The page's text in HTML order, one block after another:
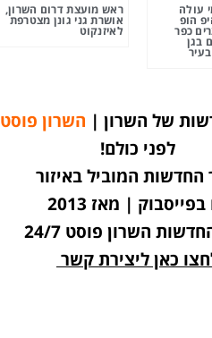
עולה
הופ
כפר
בגן
ראש מועצת דרום השרון,
אושרת גני גונן מצטרפת
לאיזנקוט
של השרון | השרון פוסט
לפני כולם!
המוביל באיזור
| מאז 2013
השרון פוסט 24/7
כאן ליצירת קשר